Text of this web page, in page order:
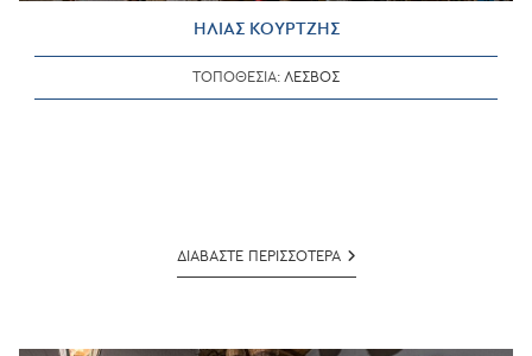
ΗΛΙΑΣ ΚΟΥΡΤΖΗΣ
ΤΟΠΟΘΕΣΙΑ: ΛΕΣΒΟΣ
ΔΙΑΒΑΣΤΕ ΠΕΡΙΣΣΟΤΕΡΑΗΛΙΑΣ
ΚΟΥΡΤΖΗΣ